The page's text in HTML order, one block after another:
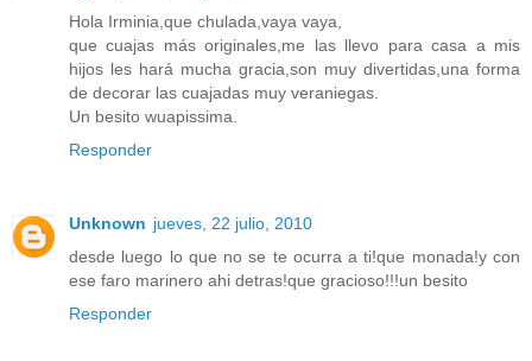
Hola Irminia,que chulada,vaya vaya,
que cuajas más originales,me las llevo para casa a mis
hijos les hará mucha gracia,son muy divertidas,una forma
de decorar las cuajadas muy veraniegas.
Un besito wuapissima.
Responder
Unknown jueves, 22 julio, 2010
desde luego lo que no se te ocurra a ti!que monada!y con
ese faro marinero ahi detras!que gracioso!!!un besito
Responder